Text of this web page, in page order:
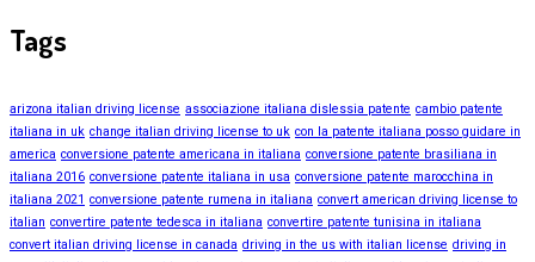
Tags
arizona italian driving license associazione italiana dislessia patente cambio patente
italiana in uk change italian driving license to uk con la patente italiana posso guidare in
america conversione patente americana in italiana conversione patente brasiliana in
italiana 2016 conversione patente italiana in usa conversione patente marocchina in
italiana 2021 conversione patente rumena in italiana convert american driving license to
italian convertire patente tedesca in italiana convertire patente tunisina in italiana
convert italian driving license in canada driving in the us with italian license driving in